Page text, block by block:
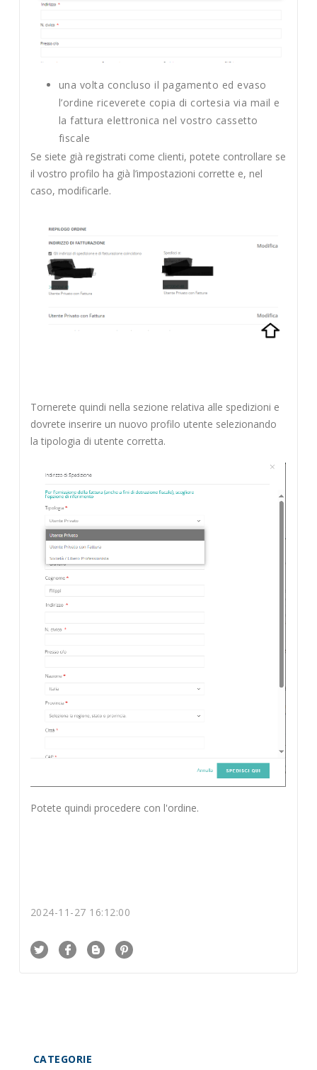
una volta concluso il pagamento ed evaso
l’ordine riceverete copia di cortesia via mail e
la fattura elettronica nel vostro cassetto
fiscale
Se siete già registrati come clienti, potete controllare se
il vostro profilo ha già l’impostazioni corrette e, nel
caso, modificarle.
Tornerete quindi nella sezione relativa alle spedizioni e
dovrete inserire un nuovo profilo utente selezionando
la tipologia di utente corretta.
Potete quindi procedere con l'ordine.
2024-11-27 16:12:00
CATEGORIE